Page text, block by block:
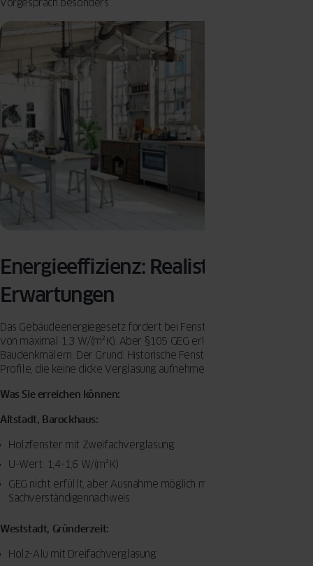
Vorgespräch besonders.
Energieeffizienz: Realistische
Erwartungen
Das Gebäudeenergiegesetz fordert bei Fenstertausch einen U-Wert
von maximal 1,3 W/(m²·K). Aber §105 GEG erlaubt Ausnahmen bei
Baudenkmälern. Der Grund: Historische Fenster haben oft schmale
Profile, die keine dicke Verglasung aufnehmen können.
Was Sie erreichen können:
Altstadt, Barockhaus:
Holzfenster mit Zweifachverglasung
U-Wert: 1,4-1,6 W/(m²·K)
GEG nicht erfüllt, aber Ausnahme möglich mit
Sachverständigennachweis
Weststadt, Gründerzeit:
Holz-Alu mit Dreifachverglasung